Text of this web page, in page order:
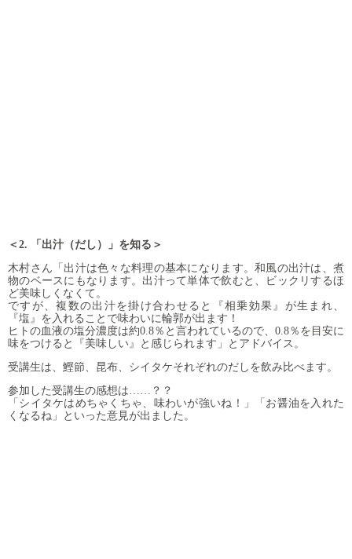
＜2. 「出汁（だし）」を知る＞
木村さん「出汁は色々な料理の基本になります。和風の出汁は、煮
物のベースにもなります。出汁って単体で飲むと、ビックリするほ
ど美味しくなくて。
ですが、複数の出汁を掛け合わせると『相乗効果』が生まれ、
『塩』を入れることで味わいに輪郭が出ます！
ヒトの血液の塩分濃度は約0.8％と言われているので、0.8％を目安に
味をつけると『美味しい』と感じられます」とアドバイス。
受講生は、鰹節、昆布、シイタケそれぞれのだしを飲み比べます。
参加した受講生の感想は……？？
「シイタケはめちゃくちゃ、味わいが強いね！」「お醤油を入れた
くなるね」といった意見が出ました。